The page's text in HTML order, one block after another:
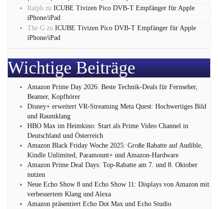
Ralph zu ICUBE Tivizen Pico DVB-T Empfänger für Apple
iPhone/iPad
The G zu ICUBE Tivizen Pico DVB-T Empfänger für Apple
iPhone/iPad
Wichtige Beiträge
Amazon Prime Day 2026: Beste Technik-Deals für Fernseher,
Beamer, Kopfhörer
Disney+ erweitert VR‑Streaming Meta Quest: Hochwertiges Bild
und Raumklang
HBO Max im Heimkino: Start als Prime Video Channel in
Deutschland und Österreich
Amazon Black Friday Woche 2025: Große Rabatte auf Audible,
Kindle Unlimited, Paramount+ und Amazon‑Hardware
Amazon Prime Deal Days: Top-Rabatte am 7. und 8. Oktober
nutzen
Neue Echo Show 8 und Echo Show 11: Displays von Amazon mit
verbessertem Klang und Alexa
Amazon präsentiert Echo Dot Max und Echo Studio